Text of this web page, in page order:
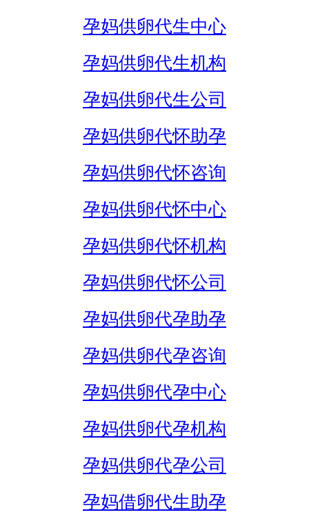
孕妈供卵代生中心
孕妈供卵代生机构
孕妈供卵代生公司
孕妈供卵代怀助孕
孕妈供卵代怀咨询
孕妈供卵代怀中心
孕妈供卵代怀机构
孕妈供卵代怀公司
孕妈供卵代孕助孕
孕妈供卵代孕咨询
孕妈供卵代孕中心
孕妈供卵代孕机构
孕妈供卵代孕公司
孕妈借卵代生助孕